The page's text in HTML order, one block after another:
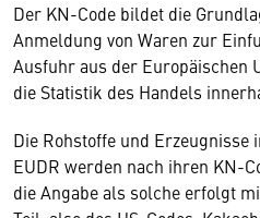
Der KN-Code bildet die
Anmeldung von Waren zur
Ausfuhr aus der Europäischen
die Statistik des Handels
Die Rohstoffe und Erzeugnisse
EUDR werden nach ihren KN-
die Angabe als solche erfolgt